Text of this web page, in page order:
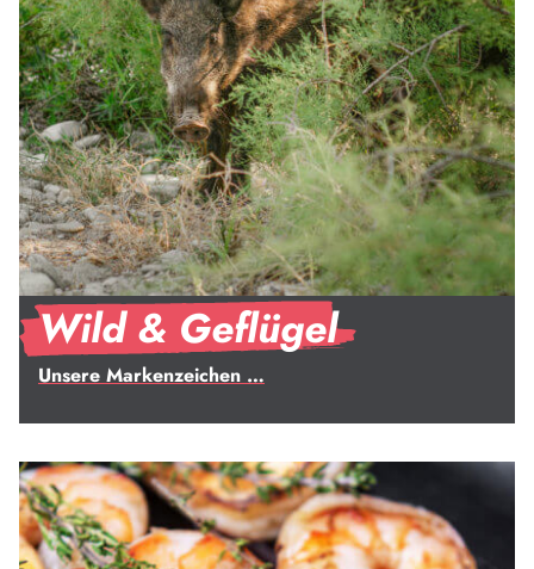
Wild & Geflügel
Unsere Markenzeichen …